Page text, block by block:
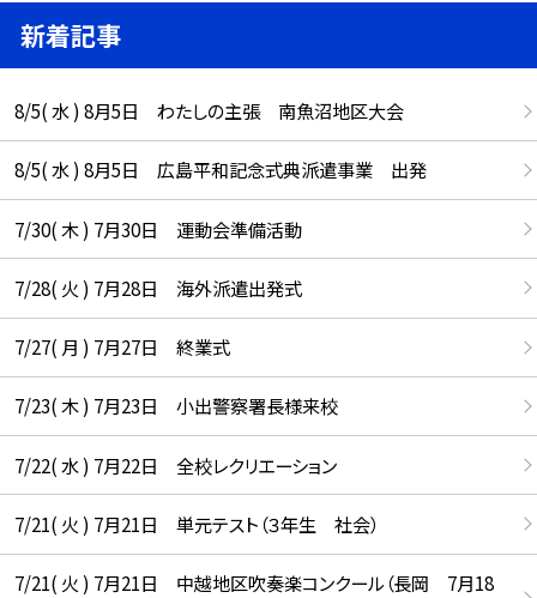
新着記事
8/5( 水 ) 8月5日 わたしの主張 南魚沼地区大会
8/5( 水 ) 8月5日 広島平和記念式典派遣事業 出発
7/30( 木 ) 7月30日 運動会準備活動
7/28( 火 ) 7月28日 海外派遣出発式
7/27( 月 ) 7月27日 終業式
7/23( 木 ) 7月23日 小出警察署長様来校
7/22( 水 ) 7月22日 全校レクリエーション
7/21( 火 ) 7月21日 単元テスト（３年生 社会）
7/21( 火 ) 7月21日 中越地区吹奏楽コンクール（長岡 7月18